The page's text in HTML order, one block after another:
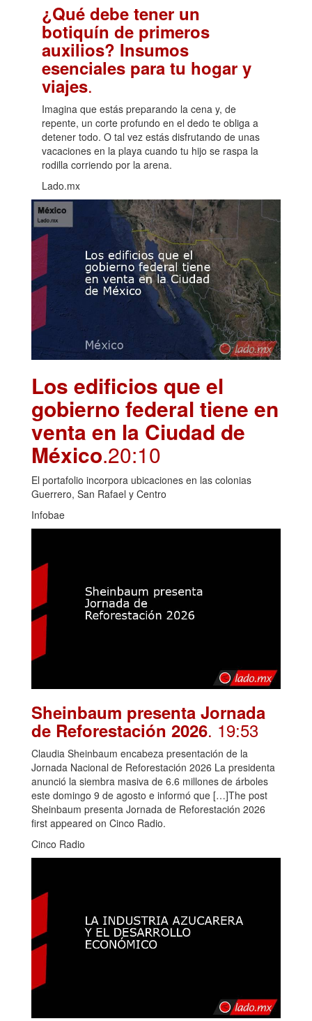
¿Qué debe tener un
botiquín de primeros
auxilios? Insumos
esenciales para tu hogar y
viajes.
Imagina que estás preparando la cena y, de
repente, un corte profundo en el dedo te obliga a
detener todo. O tal vez estás disfrutando de unas
vacaciones en la playa cuando tu hijo se raspa la
rodilla corriendo por la arena.
Lado.mx
Los edificios que el
gobierno federal tiene en
venta en la Ciudad de
México.20:10
El portafolio incorpora ubicaciones en las colonias
Guerrero, San Rafael y Centro
Infobae
Sheinbaum presenta Jornada
de Reforestación 2026. 19:53
Claudia Sheinbaum encabeza presentación de la
Jornada Nacional de Reforestación 2026 La presidenta
anunció la siembra masiva de 6.6 millones de árboles
este domingo 9 de agosto e informó que […]The post
Sheinbaum presenta Jornada de Reforestación 2026
first appeared on Cinco Radio.
Cinco Radio